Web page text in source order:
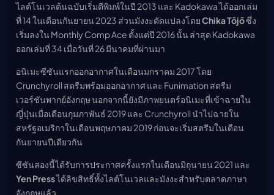
ไลต์โนเวลต้นฉบับเริ่มตีพิมพ์ในปี 2013 และ Kadokawa ได้ออกเล่ม
ที่ 14 ในเดือนกันยายน 2023 ส่วนมังงะดัดแปลงโดยChika Tōjōซึ่ง
เริ่มลงใน Monthly Comp Ace ตั้งแต่ปี 2016 นั้น ล่าสุด Kadokawa
ออกเล่มที่ 34 เมื่อวันที่ 26 มีนาคมที่ผ่านมา
อนิเมะซีซันแรกออกอากาศในเดือนมกราคม 2017 โดย
Crunchyroll สตรีมพร้อมออกอากาศ และ Funimation สตรีม
เวอร์ชันพากย์อังกฤษ นอกจากนี้ยังมีภาพยนตร์อนิเมะที่เข้าฉายใน
ญี่ปุ่นเมื่อเดือนกุมภาพันธ์ 2019 และ Crunchyroll นำไปฉายใน
สหรัฐอเมริกาในเดือนพฤษภาคม 2019 ก่อนจะเริ่มสตรีมในเดือน
กันยายนปีเดียวกัน
ซีซันสองนี้ได้รับการประกาศครั้งแรกในเดือนมิถุนายน 2021 และ
Yen Pressได้ลิขสิทธิ์ทั้งไลต์โนเวลและมังงะสำหรับตลาดภาษา
อังกฤษแล้ว